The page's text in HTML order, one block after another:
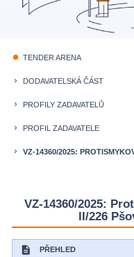
fiber_manual_record TENDER ARENA
keyboard_arrow_right DODAVATELSKÁ ČÁST
keyboard_arrow_right PROFILY ZADAVATELŮ
keyboard_arrow_right PROFIL ZADAVATELE
keyboard_arrow_right VZ-14360/2025:
VZ-14360/2025:
II/226
description PŘEHLED